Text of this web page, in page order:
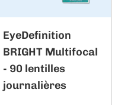
EyeDefinition
BRIGHT Multifocal
- 90 lentilles
journalières